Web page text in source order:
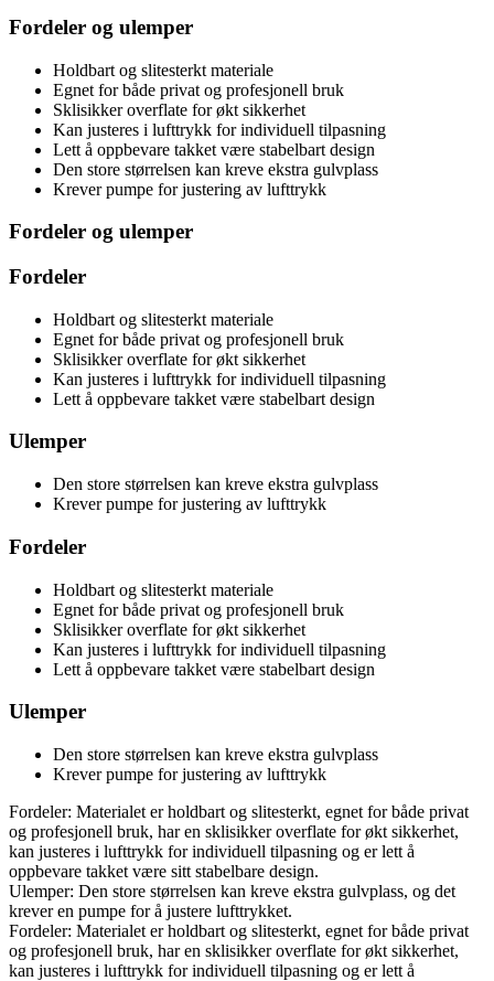
Fordeler og ulemper
Holdbart og slitesterkt materiale
Egnet for både privat og profesjonell bruk
Sklisikker overflate for økt sikkerhet
Kan justeres i lufttrykk for individuell tilpasning
Lett å oppbevare takket være stabelbart design
Den store størrelsen kan kreve ekstra gulvplass
Krever pumpe for justering av lufttrykk
Fordeler og ulemper
Fordeler
Holdbart og slitesterkt materiale
Egnet for både privat og profesjonell bruk
Sklisikker overflate for økt sikkerhet
Kan justeres i lufttrykk for individuell tilpasning
Lett å oppbevare takket være stabelbart design
Ulemper
Den store størrelsen kan kreve ekstra gulvplass
Krever pumpe for justering av lufttrykk
Fordeler
Holdbart og slitesterkt materiale
Egnet for både privat og profesjonell bruk
Sklisikker overflate for økt sikkerhet
Kan justeres i lufttrykk for individuell tilpasning
Lett å oppbevare takket være stabelbart design
Ulemper
Den store størrelsen kan kreve ekstra gulvplass
Krever pumpe for justering av lufttrykk
Fordeler: Materialet er holdbart og slitesterkt, egnet for både privat
og profesjonell bruk, har en sklisikker overflate for økt sikkerhet,
kan justeres i lufttrykk for individuell tilpasning og er lett å
oppbevare takket være sitt stabelbare design.
Ulemper: Den store størrelsen kan kreve ekstra gulvplass, og det
krever en pumpe for å justere lufttrykket.
Fordeler: Materialet er holdbart og slitesterkt, egnet for både privat
og profesjonell bruk, har en sklisikker overflate for økt sikkerhet,
kan justeres i lufttrykk for individuell tilpasning og er lett å